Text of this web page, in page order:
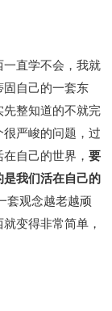
直学不会，我就
自己的一套东
整知道的不就完
严峻的问题，过
自己的世界， 要
我们活在自己的
套观念越老越顽
变得非常简单，